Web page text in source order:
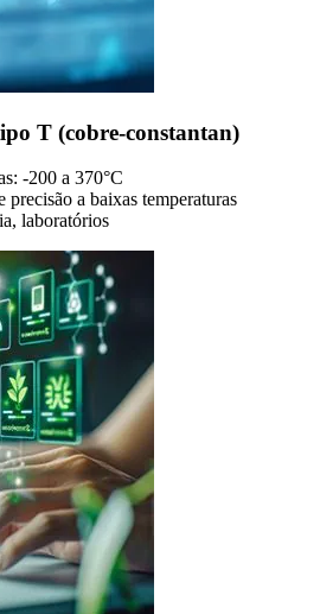
T (cobre-constantan)
-200 a 370°C
precisão a baixas temperaturas
laboratórios